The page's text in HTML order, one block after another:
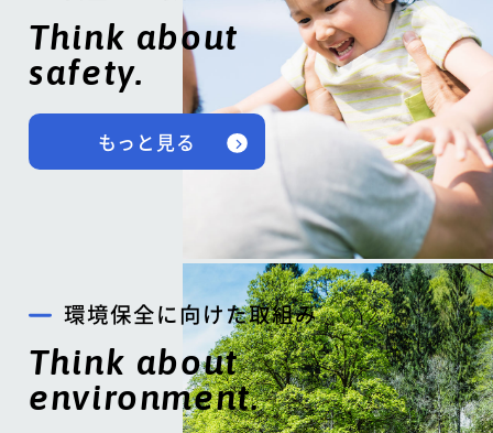
Think about
safety.
もっと見る
環境保全に向けた取組み
Think about
environment.